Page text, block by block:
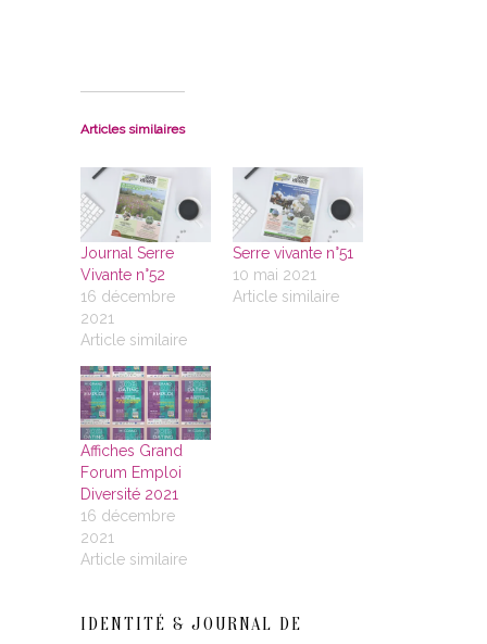
Articles similaires
Journal Serre
Vivante n°52
16 décembre
2021
Article similaire
Serre vivante n°51
10 mai 2021
Article similaire
Affiches Grand
Forum Emploi
Diversité 2021
16 décembre
2021
Article similaire
IDENTITÉ & JOURNAL DE